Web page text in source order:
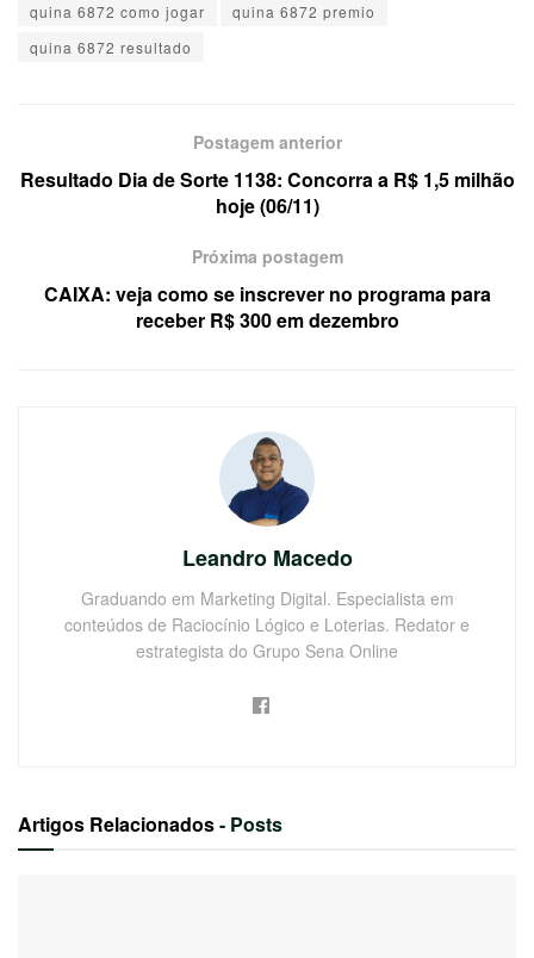
quina 6872 como jogar
quina 6872 premio
quina 6872 resultado
Postagem anterior
Resultado Dia de Sorte 1138: Concorra a R$ 1,5 milhão
hoje (06/11)
Próxima postagem
CAIXA: veja como se inscrever no programa para
receber R$ 300 em dezembro
Leandro Macedo
Graduando em Marketing Digital. Especialista em
conteúdos de Raciocínio Lógico e Loterias. Redator e
estrategista do Grupo Sena Online
Artigos Relacionados- Posts